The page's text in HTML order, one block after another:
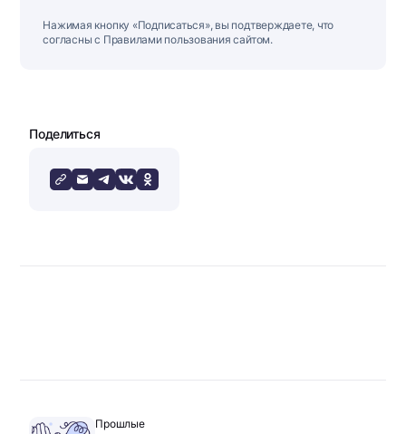
Нажимая кнопку «Подписаться», вы подтверждаете, что
согласны с Правилами пользования сайтом.
Поделиться
Прошлые